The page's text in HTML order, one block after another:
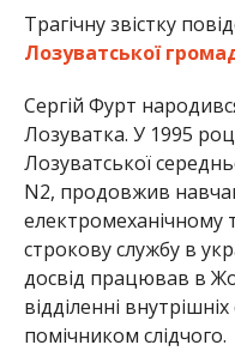
Трагічну звістку
Лозуватської
Сергій Фурт
Лозуватка. У 1995
Лозуватської
N2, продовжив
електромеханічному
строкову службу в
досвід працював в
відділенні
помічником слідчого.